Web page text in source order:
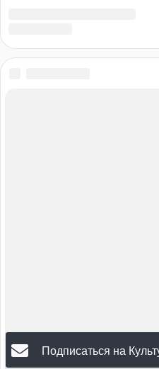
Подписаться на